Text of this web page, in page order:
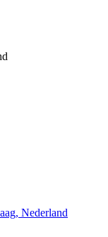
Nederland